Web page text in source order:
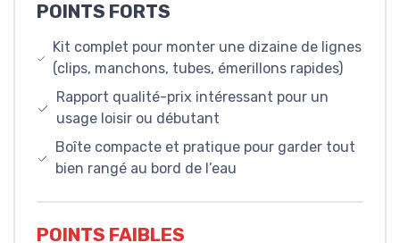
POINTS FORTS
Kit complet pour monter une dizaine de lignes
(clips, manchons, tubes, émerillons rapides)
Rapport qualité-prix intéressant pour un
usage loisir ou débutant
Boîte compacte et pratique pour garder tout
bien rangé au bord de l’eau
POINTS FAIBLES